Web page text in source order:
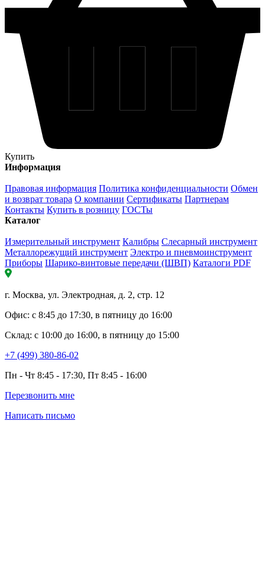
Купить
Информация
Правовая информация Политика конфиденциальности Обмен
и возврат товара О компании Сертификаты Партнерам
Контакты Купить в розницу ГОСТы
Каталог
Измерительный инструмент Калибры Слесарный инструмент
Металлорежущий инструмент Электро и пневмоинструмент
Приборы Шарико-винтовые передачи (ШВП) Каталоги PDF
г. Москва, ул. Электродная, д. 2, стр. 12
Офис: с 8:45 до 17:30, в пятницу до 16:00
Склад: с 10:00 до 16:00, в пятницу до 15:00
+7 (499) 380-86-02
Пн - Чт 8:45 - 17:30, Пт 8:45 - 16:00
Перезвонить мне
Написать письмо